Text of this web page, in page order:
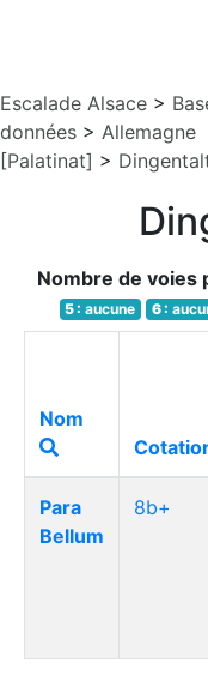
Escalade Alsace >
données > Allemagne
[Palatinat] >
Nombre de voies
5 : aucune 6 :
Nom
Para
Bellum
8b+